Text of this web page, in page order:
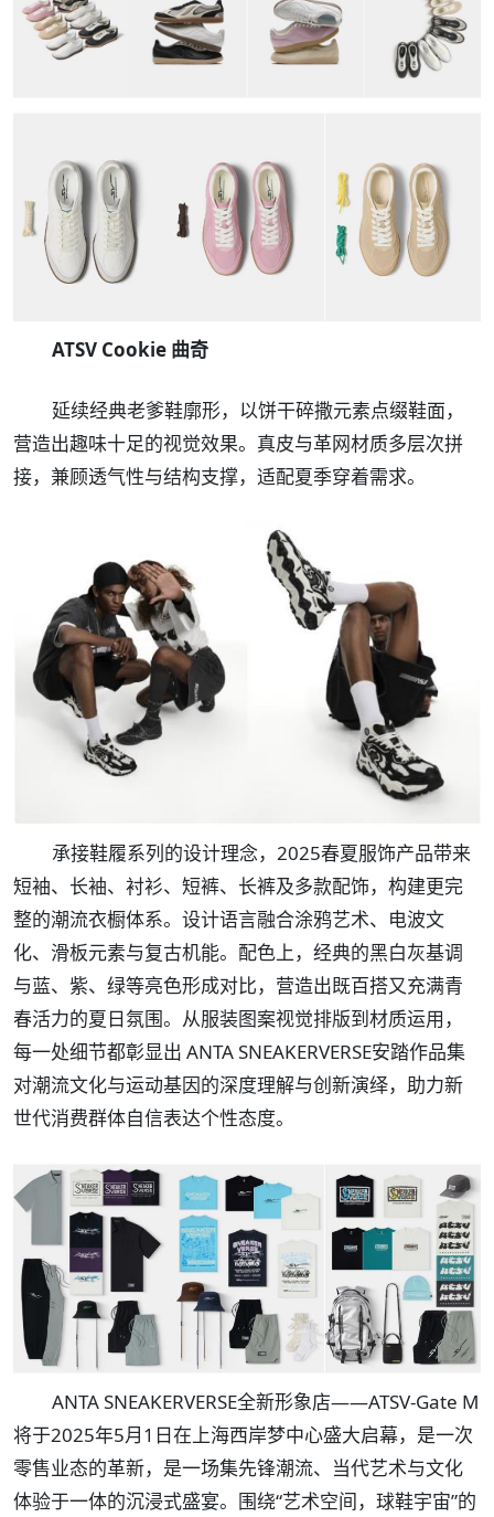
ATSV Cookie 曲奇
延续经典老爹鞋廓形，以饼干碎撒元素点缀鞋面，
营造出趣味十足的视觉效果。真皮与革网材质多层次拼
接，兼顾透气性与结构支撑，适配夏季穿着需求。
承接鞋履系列的设计理念，2025春夏服饰产品带来
短袖、长袖、衬衫、短裤、长裤及多款配饰，构建更完
整的潮流衣橱体系。设计语言融合涂鸦艺术、电波文
化、滑板元素与复古机能。配色上，经典的黑白灰基调
与蓝、紫、绿等亮色形成对比，营造出既百搭又充满青
春活力的夏日氛围。从服装图案视觉排版到材质运用，
每一处细节都彰显出 ANTA SNEAKERVERSE安踏作品集
对潮流文化与运动基因的深度理解与创新演绎，助力新
世代消费群体自信表达个性态度。
ANTA SNEAKERVERSE全新形象店——ATSV-Gate M
将于2025年5月1日在上海西岸梦中心盛大启幕，是一次
零售业态的革新，是一场集先锋潮流、当代艺术与文化
体验于一体的沉浸式盛宴。围绕“艺术空间，球鞋宇宙”的